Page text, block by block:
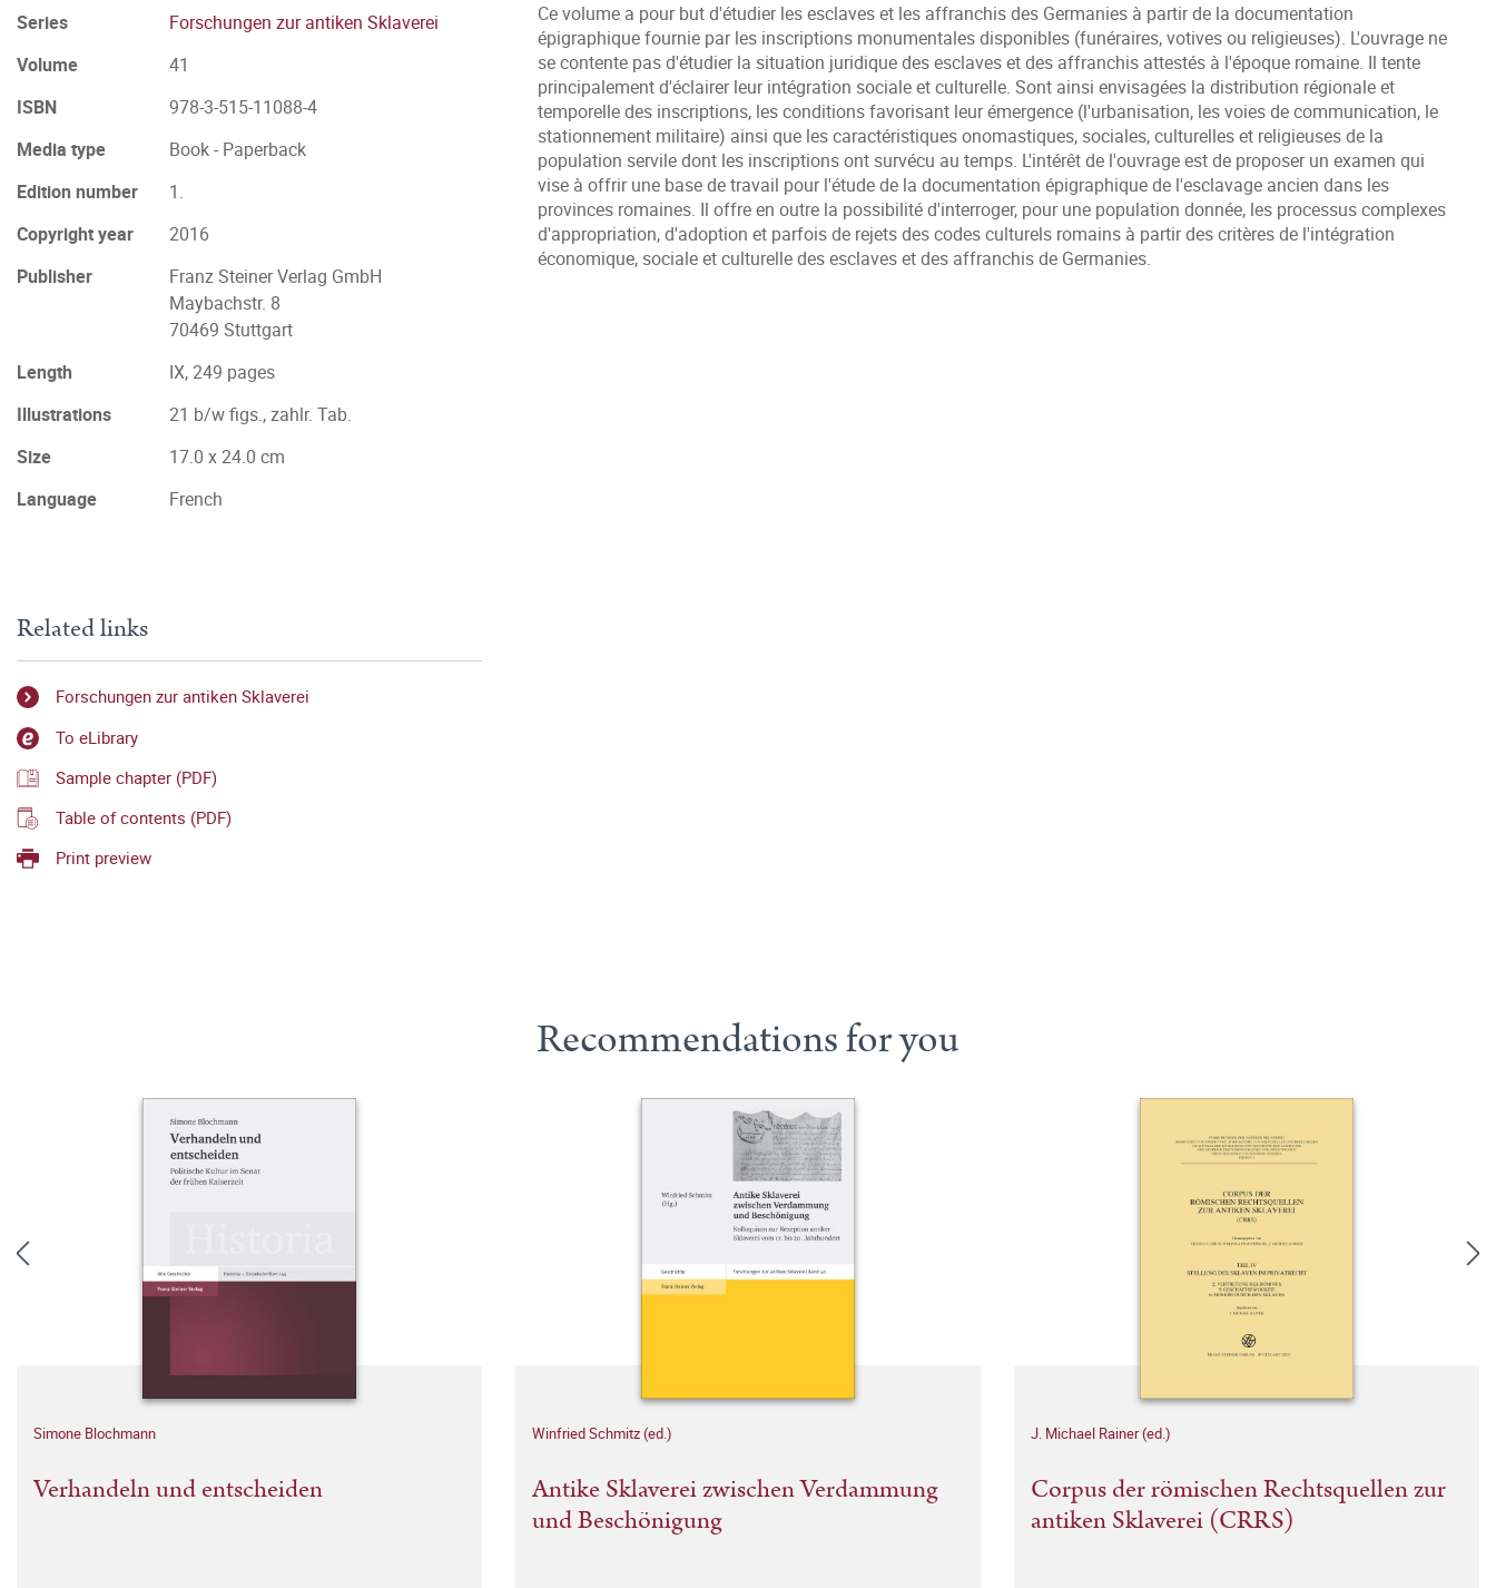
Ce volume a pour but d'étudier les esclaves et les affranchis des Germanies à partir de la documentation
épigraphique fournie par les inscriptions monumentales disponibles (funéraires, votives ou religieuses). L'ouvrage ne
se contente pas d'étudier la situation juridique des esclaves et des affranchis attestés à l'époque romaine. Il tente
principalement d'éclairer leur intégration sociale et culturelle. Sont ainsi envisagées la distribution régionale et
temporelle des inscriptions, les conditions favorisant leur émergence (l'urbanisation, les voies de communication, le
stationnement militaire) ainsi que les caractéristiques onomastiques, sociales, culturelles et religieuses de la
population servile dont les inscriptions ont survécu au temps. L'intérêt de l'ouvrage est de proposer un examen qui
vise à offrir une base de travail pour l'étude de la documentation épigraphique de l'esclavage ancien dans les
provinces romaines. Il offre en outre la possibilité d'interroger, pour une population donnée, les processus complexes
d'appropriation, d'adoption et parfois de rejets des codes culturels romains à partir des critères de l'intégration
économique, sociale et culturelle des esclaves et des affranchis de Germanies.
Series
Forschungen zur antiken Sklaverei
Volume
41
ISBN
978-3-515-11088-4
Media type
Book - Paperback
Edition number
1.
Copyright year
2016
Publisher
Franz Steiner Verlag GmbH
Maybachstr. 8
70469 Stuttgart
Length
IX, 249 pages
Illustrations
21 b/w figs., zahlr. Tab.
Size
17.0 x 24.0 cm
Language
French
Related links
Forschungen zur antiken Sklaverei
To eLibrary
Sample chapter (PDF)
Table of contents (PDF)
Print preview
Recommendations for you
Simone Blochmann
Verhandeln und entscheiden
Winfried Schmitz (ed.)
Antike Sklaverei zwischen Verdammung
und Beschönigung
J. Michael Rainer (ed.)
Corpus der römischen Rechtsquellen zur
antiken Sklaverei (CRRS)